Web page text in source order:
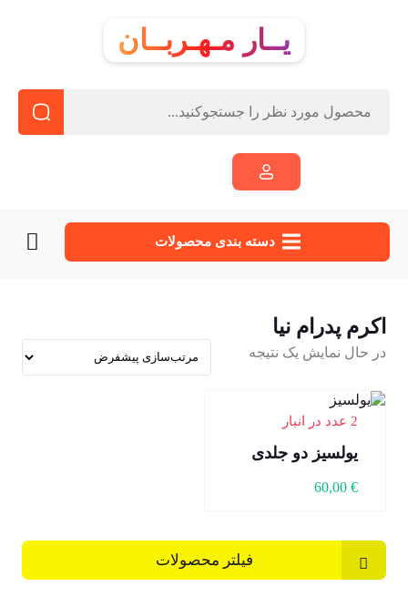
یــار مـهـربــان
دسته‌ بندی محصولات
اکرم پدرام نیا
در حال نمایش یک نتیجه
2 عدد در انبار
یولسیز دو جلدی
60,00 €
فیلتر محصولات